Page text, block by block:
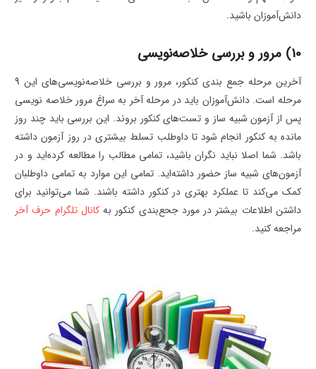
دانش‌آموزان باشید.
10) مرور و بررسی خلاصه‌نویسی
آخرین مرحله جمع بندی کنکور، مرور و بررسی خلاصه‌نویسی‌های این 9
مرحله است. دانش‌آموزان باید در مرحله آخر به سراغ مرور خلاصه نویسی
پس از آزمون شبیه ساز و تست‌های کنکور بروند. این بررسی باید چند روز
مانده به کنکور انجام شود تا داوطلب تسلط بیشتری در روز آزمون داشته
باشد. شما اصلا نباید نگران باشید، تمامی مطالب را مطالعه کرده‌اید و در
آزمون‌های شبیه ساز حضور داشته‌اید. تمامی این موارد به تمامی داوطلبان
کمک می‌کند تا عملکرد بهتری در کنکور داشته باشند. شما می‌توانید برای
داشتن اطلاعات بیشتر در مورد جحع‌بندی کنکور بهکانال تلگرام حرف آخر
مراجعه کنید.